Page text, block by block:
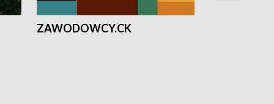
ZAWODOWCY.CK